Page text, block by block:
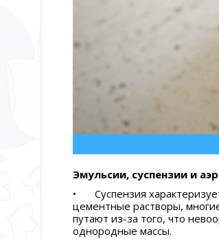
Эмульсии, суспензии и
•
Суспензия
цементные растворы,
путают из-за того, что
однородные массы.